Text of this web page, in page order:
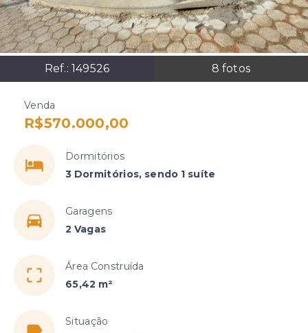
Ref.: 149526 8 fotos
Venda
R$570.000,00
Dormitórios
3 Dormitórios, sendo 1 suíte
Garagens
2 Vagas
Área Construída
65,42 m²
Situação